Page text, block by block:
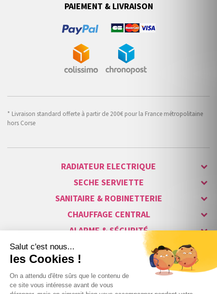
PAIEMENT & LIVRAISON
* Livraison standard offerte à partir de 200€ pour la France métropolitaine
hors Corse
RADIATEUR ELECTRIQUE
SECHE SERVIETTE
SANITAIRE & ROBINETTERIE
CHAUFFAGE CENTRAL
ALARME & SÉCURITÉ
MAISON CONNECTÉE
VISIOPHONE & INTERPHONE
LUMINAIRES & ECLAIRAGE